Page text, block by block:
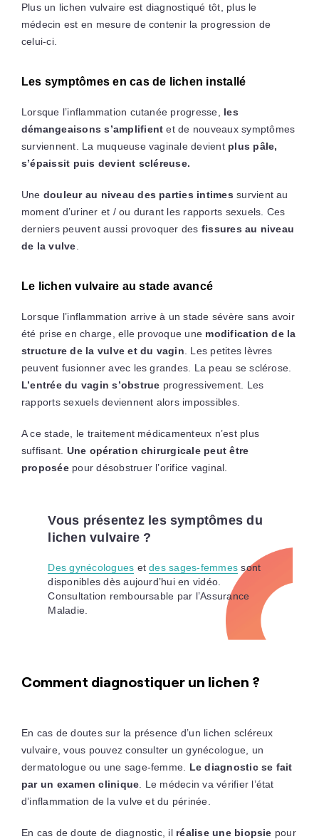
Plus un lichen vulvaire est diagnostiqué tôt, plus le
médecin est en mesure de contenir la progression de
celui-ci.
Les symptômes en cas de lichen installé
Lorsque l’inflammation cutanée progresse, les
démangeaisons s’amplifient et de nouveaux symptômes
surviennent. La muqueuse vaginale devient plus pâle,
s’épaissit puis devient scléreuse.
Une douleur au niveau des parties intimes survient au
moment d’uriner et / ou durant les rapports sexuels. Ces
derniers peuvent aussi provoquer des fissures au niveau
de la vulve
Le lichen vulvaire au stade avancé
Lorsque l’inflammation arrive à un stade sévère sans avoir
été prise en charge, elle provoque une modification de la
structure de la vulve et du vagin . Les petites lèvres
peuvent fusionner avec les grandes. La peau se sclérose.
L’entrée du vagin s’obstrue progressivement. Les
rapports sexuels deviennent alors impossibles.
A ce stade, le traitement médicamenteux n’est plus
suffisant. Une opération chirurgicale peut être
proposéepour désobstruer l’orifice vaginal.
Vous présentez les symptômes du
lichen vulvaire ?
Des gynécologues etdes sages-femmes sont
disponibles dès aujourd’hui en vidéo.
Consultation remboursable par l’Assurance
Maladie.
Comment diagnostiquer un lichen ?
En cas de doutes sur la présence d’un lichen scléreux
vulvaire, vous pouvez consulter un gynécologue, un
dermatologue ou une sage-femme. Le diagnostic se fait
par un examen clinique . Le médecin va vérifier l’état
d’inflammation de la vulve et du périnée.
En cas de doute de diagnostic, il réalise une biopsie pour